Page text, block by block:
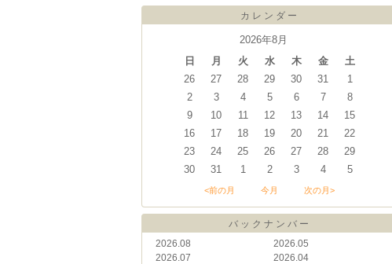
カレンダー
2026年8月
日
月 火 水 木 金
土
26
27 28 29 30 31
1
2
3 4 5 6 7
8
9
10 11 12 13 14
15
16
17 18 19 20 21
22
23
24 25 26 27 28
29
30
31 1 2 3 4 5
<前の月 今月 次の月>
バックナンバー
2026.08
2026.07
2026.05
2026.04